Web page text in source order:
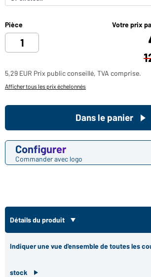
Pièce Votre prix
5,29 EUR Prix public conseillé, TVA comprise.
Afficher tous les prix échelonnés
Configurer
Commander avec logo
Dans le panier
Détails du produit
Indiquer une vue d'ensemble de toutes les
stock